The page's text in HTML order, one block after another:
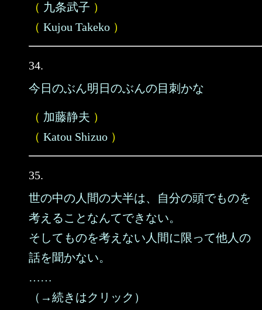
（ 九条武子 ）
（ Kujou Takeko ）
34.
今日のぶん明日のぶんの目刺かな
（ 加藤静夫 ）
（ Katou Shizuo ）
35.
世の中の人間の大半は、自分の頭でものを
考えることなんてできない。
そしてものを考えない人間に限って他人の
話を聞かない。
……
（→続きはクリック）